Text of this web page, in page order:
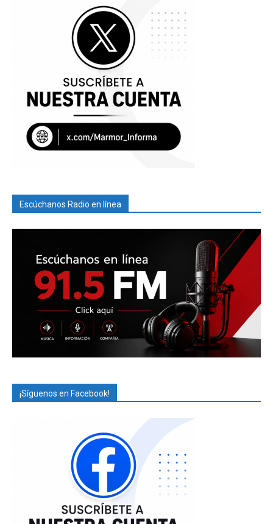
Escúchanos Radio en línea
¡Síguenos en Facebook!